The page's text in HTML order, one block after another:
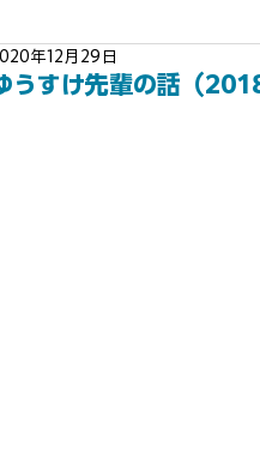
うすけ先輩の話（
年12月29日